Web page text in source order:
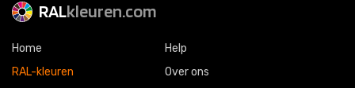
RALkleuren.com
Home
RAL-kleuren
Help
Over ons